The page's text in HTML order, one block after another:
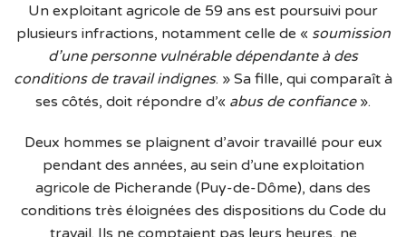
Un exploitant agricole de 59 ans est poursuivi pour
plusieurs infractions, notamment celle de « soumission
d’une personne vulnérable dépendante à des
conditions de travail indignes. » Sa fille, qui comparaît à
ses côtés, doit répondre d’« abus de confiance».
Deux hommes se plaignent d’avoir travaillé pour eux
pendant des années, au sein d’une exploitation
agricole de Picherande (Puy-de-Dôme), dans des
conditions très éloignées des dispositions du Code du